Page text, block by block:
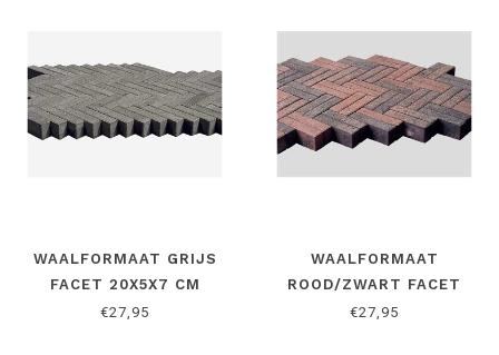
WAALFORMAAT GRIJS
FACET 20X5X7 CM
€27,95
WAALFORMAAT
ROOD/ZWART FACET
20X5X7 CM
€27,95